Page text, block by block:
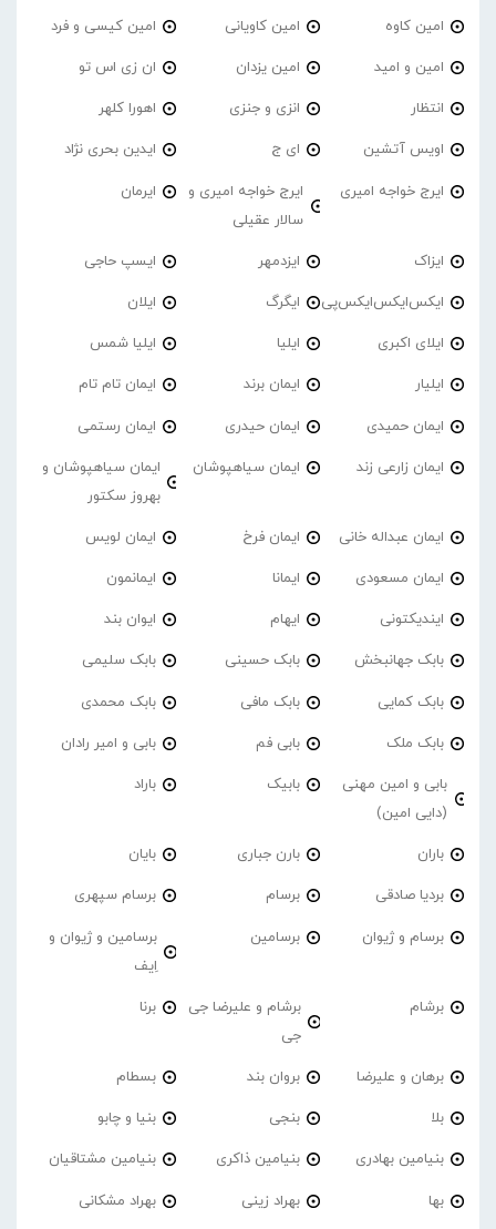
امین کاوه امین کاویانی امین کیسی و فرد
امین و امید امین یزدان ان زی اس تو
انتظار انزی و جنزی اهورا کلهر
اویس آتشین ای ج ایدین بحری نژاد
ایرج خواجه امیری
ایرج خواجه امیری و
سالار عقیلی
ایرمان
ایزاک ایزدمهر ایسپ حاجی
ایکس‌ایکس‌ایکس‌پی ایگرگ ایلان
ایلای اکبری ایلیا ایلیا شمس
ایلیار ایمان برند ایمان تام تام
ایمان حمیدی ایمان حیدری ایمان رستمی
ایمان زارعی زند ایمان سیاهپوشان
ایمان سیاهپوشان و
بهروز سکتور
ایمان عبداله خانی ایمان فرخ ایمان لویس
ایمان مسعودی ایمانا ایمانمون
ایندیکتونی ایهام ایوان بند
بابک جهانبخش بابک حسینی بابک سلیمی
بابک کمایی بابک مافی بابک محمدی
بابک ملک بابی فم بابی و امیر رادان
بابی و امین مهنی
(دایی امین)
بابیک باراد
باران بارن جباری بایان
بردیا صادقی برسام برسام سپهری
برسام و ژیوان برسامین
برسامین و ژیوان و
اِیف
برشام
برشام و علیرضا جی
جی
برنا
برهان و علیرضا بروان بند بسطام
بلا بنجی بنیا و چابو
بنیامین بهادری بنیامین ذاکری بنیامین مشتاقیان
بها بهراد زینی بهراد مشکانی